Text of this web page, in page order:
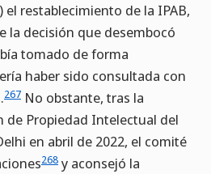
el restablecimiento de la IPAB,
la decisión que desembocó
tomado de forma
haber sido consultada con
267 No obstante, tras la
de Propiedad Intelectual del
en abril de 2022, el comité
268 y aconsejó la